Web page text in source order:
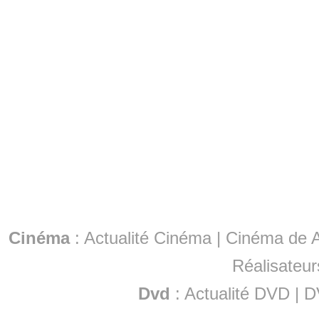
Cinéma: Actualité Cinéma | Cinéma de
Dvd : Actualité DVD |